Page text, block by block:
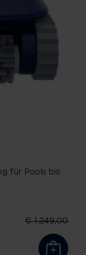
für Pools bis
€ 1.249,00